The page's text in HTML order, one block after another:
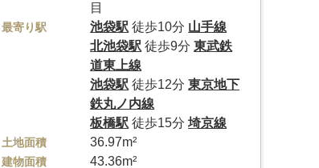
目
最寄り駅 池袋駅 徒歩10分 山手線
北池袋駅 徒歩9分東武鉄
道東上線
池袋駅 徒歩12分東京地下
鉄丸ノ内線
板橋駅 徒歩15分埼京線
土地面積 36.97m²
建物面積 43.36m²